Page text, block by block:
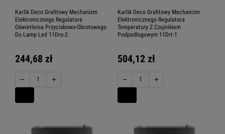
Karlik Deco Grafitowy Mechanizm
Elektronicznego Regulatora
Oświetlenia Przyciskowo-Obrotowego
Do Lamp Led 11Dro-2
244,68 zł
− +
Karlik Deco Grafitowy Mechanizm
Elektronicznego Regulatora
Temperatury Z Czujnikiem
Podpodłogowym 11Drt-1
504,12 zł
− +